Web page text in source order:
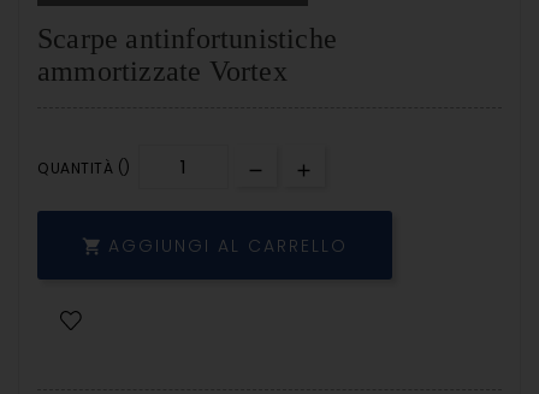
Scarpe antinfortunistiche
ammortizzate Vortex
QUANTITÀ ()
 AGGIUNGI AL CARRELLO